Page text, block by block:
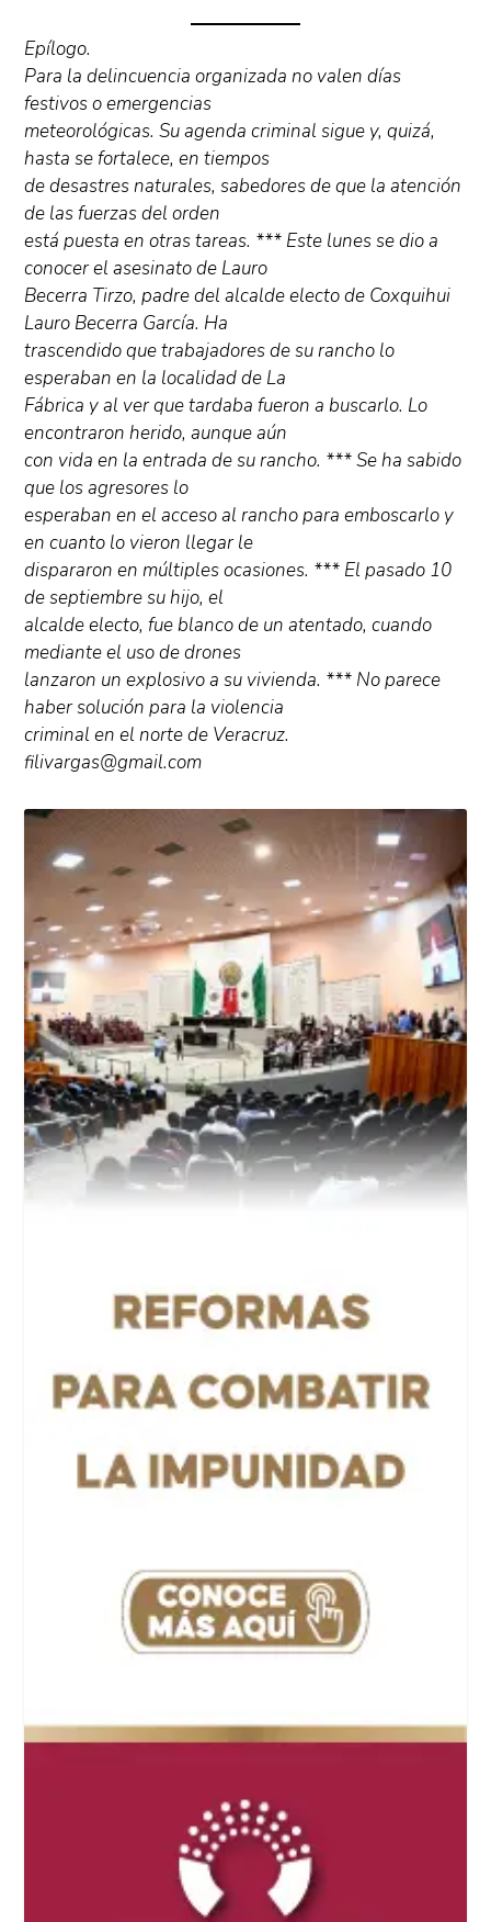
Epílogo.
Para la delincuencia organizada no valen días
festivos o emergencias
meteorológicas. Su agenda criminal sigue y, quizá,
hasta se fortalece, en tiempos
de desastres naturales, sabedores de que la atención
de las fuerzas del orden
está puesta en otras tareas. *** Este lunes se dio a
conocer el asesinato de Lauro
Becerra Tirzo, padre del alcalde electo de Coxquihui
Lauro Becerra García. Ha
trascendido que trabajadores de su rancho lo
esperaban en la localidad de La
Fábrica y al ver que tardaba fueron a buscarlo. Lo
encontraron herido, aunque aún
con vida en la entrada de su rancho. *** Se ha sabido
que los agresores lo
esperaban en el acceso al rancho para emboscarlo y
en cuanto lo vieron llegar le
dispararon en múltiples ocasiones. *** El pasado 10
de septiembre su hijo, el
alcalde electo, fue blanco de un atentado, cuando
mediante el uso de drones
lanzaron un explosivo a su vivienda. *** No parece
haber solución para la violencia
criminal en el norte de Veracruz.
filivargas@gmail.com